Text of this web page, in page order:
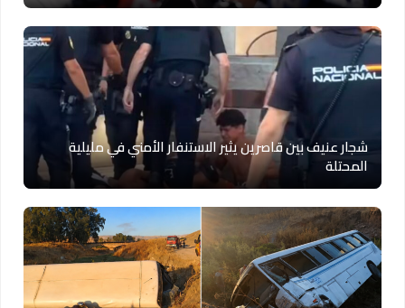
شجار عنيف بين قاصرين يثير الاستنفار الأمني في مليلية
المحتلة